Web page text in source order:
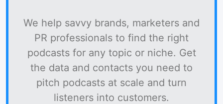
We help savvy brands, marketers and
PR professionals to find the right
podcasts for any topic or niche. Get
the data and contacts you need to
pitch podcasts at scale and turn
listeners into customers.